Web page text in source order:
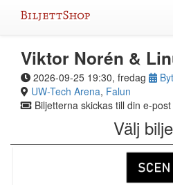
Viktor Norén &
2026-09-25 19:30, fredag
UW-Tech Arena, Falun
Biljetterna skickas till din e-
Välj